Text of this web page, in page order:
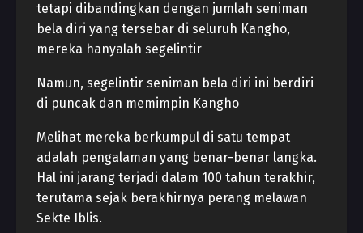
tetapi dibandingkan dengan jumlah seniman
bela diri yang tersebar di seluruh Kangho,
mereka hanyalah segelintir
Namun, segelintir seniman bela diri ini berdiri
di puncak dan memimpin Kangho
Melihat mereka berkumpul di satu tempat
adalah pengalaman yang benar-benar langka.
Hal ini jarang terjadi dalam 100 tahun terakhir,
terutama sejak berakhirnya perang melawan
Sekte Iblis.